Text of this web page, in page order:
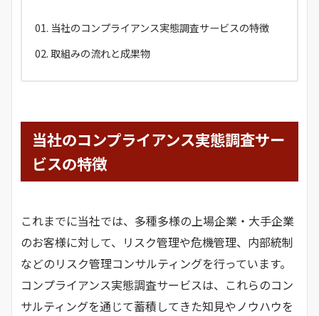
当社のコンプライアンス実態調査サービスの特徴
取組みの流れと成果物
当社のコンプライアンス実態調査サー
ビスの特徴
これまでに当社では、多種多様の上場企業・大手企業
のお客様に対して、リスク管理や危機管理、内部統制
などのリスク管理コンサルティングを行っています。
コンプライアンス実態調査サービスは、これらのコン
サルティングを通じて蓄積してきた知見やノウハウを